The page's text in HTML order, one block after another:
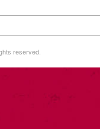
reserved.